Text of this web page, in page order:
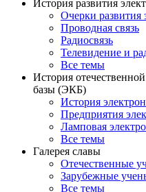
История развития
Очерки развития
Проводная связь
Радиосвязь
Телевидение и
Все темы
История
базы (ЭКБ)
История
Предприятия
Ламповая
Все темы
Галерея славы
Отечественные
Зарубежные
Все темы